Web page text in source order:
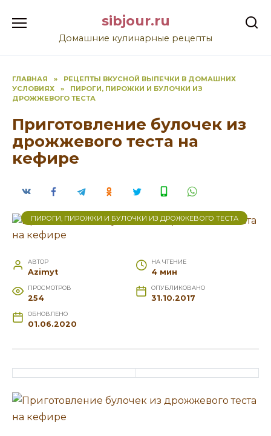
содержанию
sibjour.ru
Домашние кулинарные рецепты
ГЛАВНАЯ »
РЕЦЕПТЫ ВКУСНОЙ ВЫПЕЧКИ В ДОМАШНИХ
УСЛОВИЯХ
»
ПИРОГИ, ПИРОЖКИ И БУЛОЧКИ ИЗ
ДРОЖЖЕВОГО ТЕСТА
Приготовление булочек из
дрожжевого теста на
кефире
ПИРОГИ, ПИРОЖКИ И БУЛОЧКИ ИЗ ДРОЖЖЕВОГО ТЕСТА
АВТОР
Azimyt
НА ЧТЕНИЕ
4 мин
ПРОСМОТРОВ
254
ОПУБЛИКОВАНО
31.10.2017
ОБНОВЛЕНО
01.06.2020